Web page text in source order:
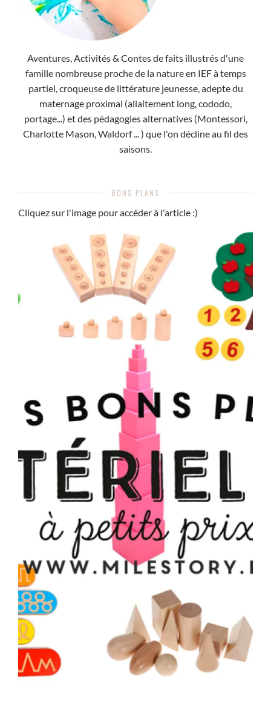
Aventures, Activités & Contes de faits illustrés d'une
famille nombreuse proche de la nature en IEF à temps
partiel, croqueuse de littérature jeunesse, adepte du
maternage proximal (allaitement long, cododo,
portage...) et des pédagogies alternatives (Montessori,
Charlotte Mason, Waldorf ... ) que l'on décline au fil des
saisons.
BONS PLANS
Cliquez sur l'image pour accéder à l'article :)